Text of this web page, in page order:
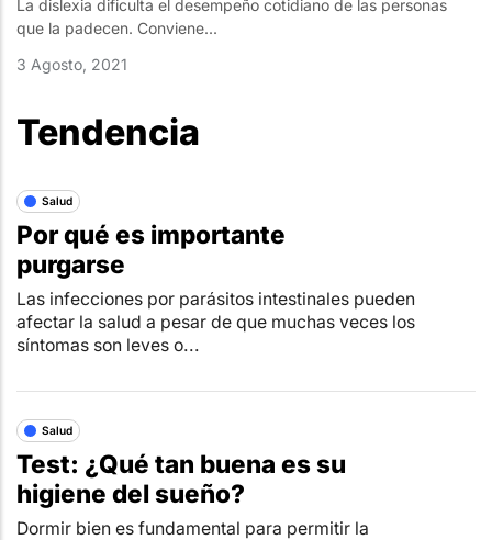
La dislexia dificulta el desempeño cotidiano de las personas
que la padecen. Conviene...
3 Agosto, 2021
Tendencia
Salud
Por qué es importante
purgarse
Las infecciones por parásitos intestinales pueden
afectar la salud a pesar de que muchas veces los
síntomas son leves o...
Salud
Test: ¿Qué tan buena es su
higiene del sueño?
Dormir bien es fundamental para permitir la